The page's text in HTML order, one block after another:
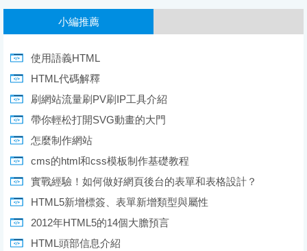
小編推薦
使用語義HTML
HTML代碼解釋
刷網站流量刷PV刷IP工具介紹
帶你輕松打開SVG動畫的大門
怎麼制作網站
cms的html和css模板制作基礎教程
實戰經驗！如何做好網頁後台的表單和表格設計？
HTML5新增標簽、表單新增類型與屬性
2012年HTML5的14個大膽預言
HTML頭部信息介紹